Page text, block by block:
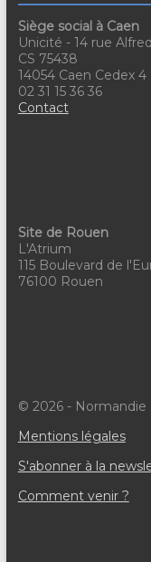
Siège social à Caen
Unicité - 14 rue
CS 75438
14054 Caen Cedex 4
02 31 15 36 36
Contact
Site de Rouen
L'Atrium
115 Boulevard de
76100 Rouen
© 2026 - Normandie
Mentions légales
S'abonner à la
Comment venir ?